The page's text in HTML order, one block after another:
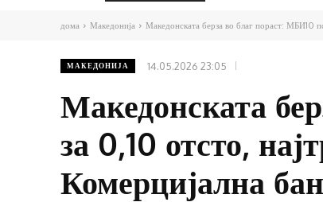
дома Македонија Македонската берза во благ пораст: МБИ10
МАКЕДОНИЈА 14.05.2026 23:05
Македонската
за 0,10 отсто,
Комерцијална